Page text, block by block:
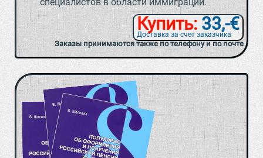
Купить: 33,-€
Доставка за счет заказчика
Заказы принимаются также по телефону и по почте